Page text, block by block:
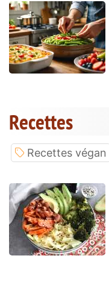
Recettes
Recettes végan